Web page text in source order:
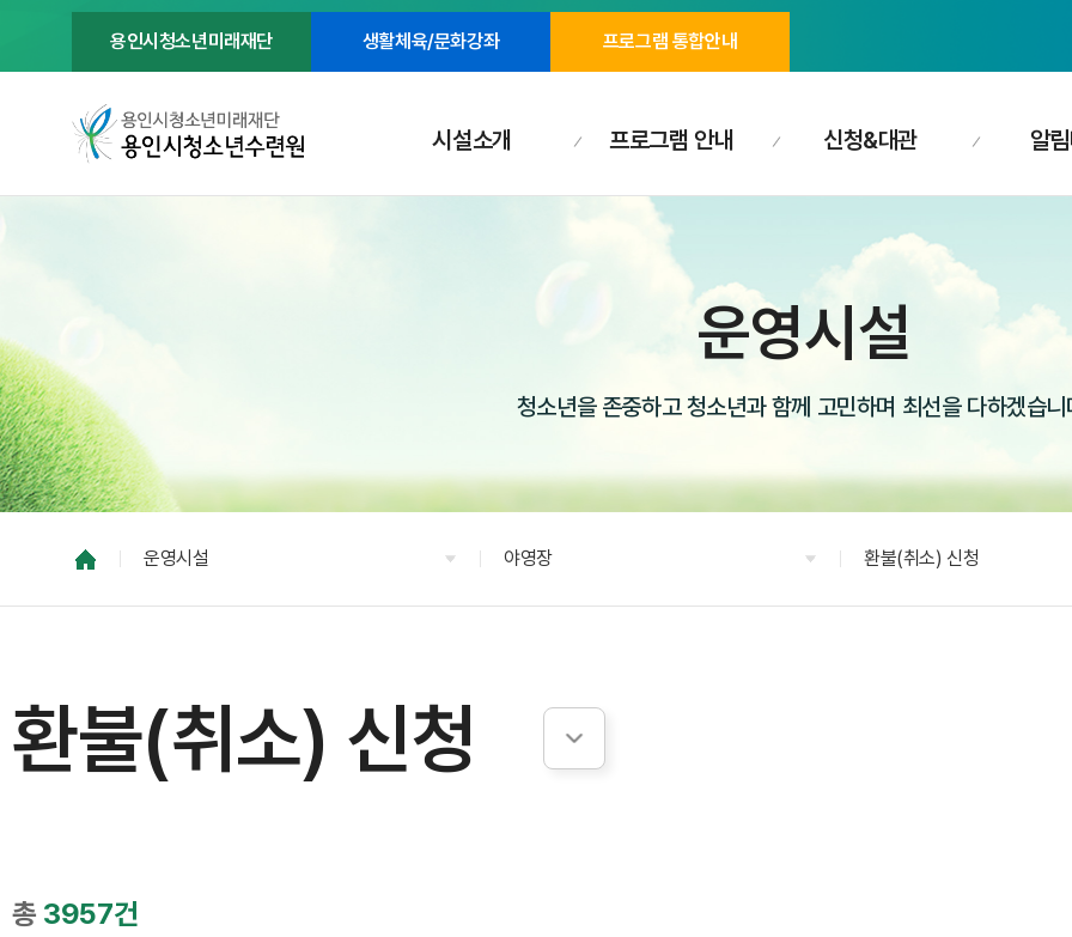
용인시청소년미래재단 생활체육/문화강좌 프로그램 통합안내
시설소개 프로그램 안내 신청&대관 알
운영시설
청소년을 존중하고 청소년과 함께 고민하며 최선을 다하겠습니
운영시설 야영장 환불(취소) 신청
환불(취소) 신청
총 3957건